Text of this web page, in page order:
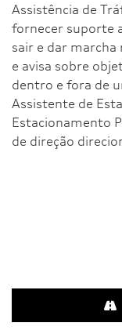
Assistência de
fornecer suporte
sair e dar
e avisa sobre
dentro e fora de
Assistente de
Estacionamento
de direção